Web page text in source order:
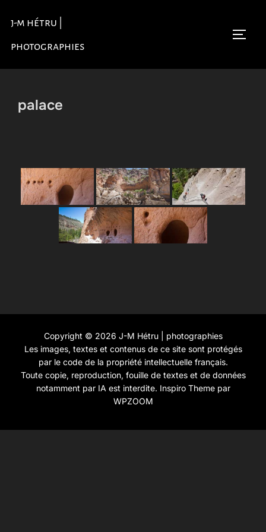
contenu
j-m hétru |
photographies
palace
Copyright © 2026 J-M Hétru | photographies
Les images, textes et contenus de ce site sont protégés
par le code de la propriété intellectuelle français.
Toute copie, reproduction, fouille de textes et de données
notamment par IA est interdite. Inspiro Themepar
WPZOOM